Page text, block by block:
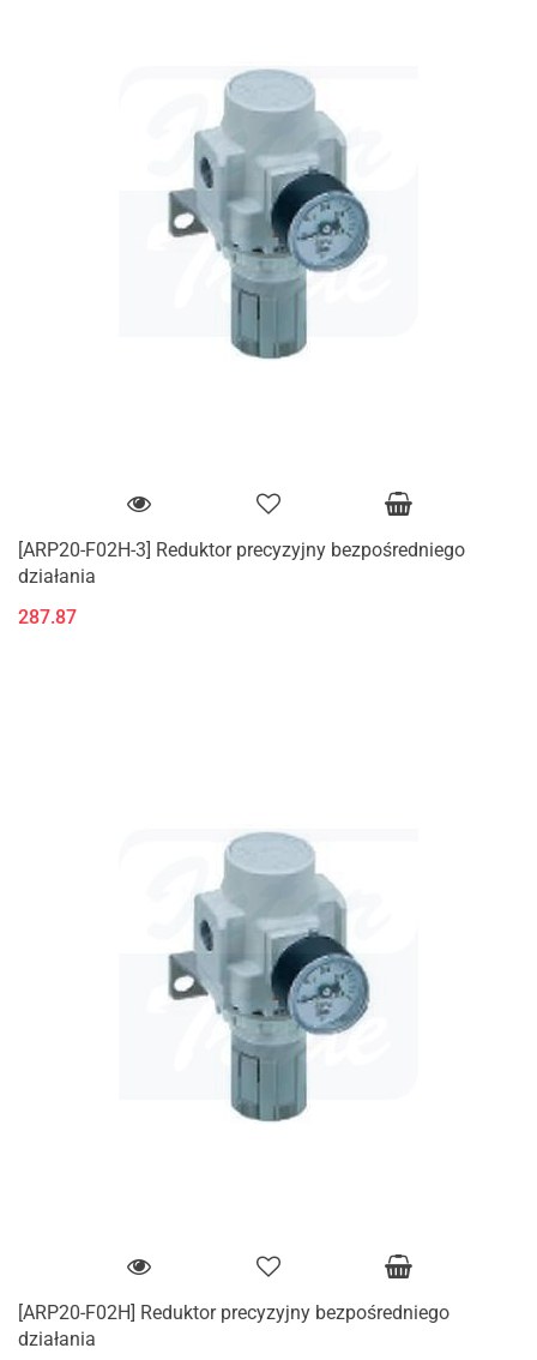
[ARP20-F02H-3] Reduktor precyzyjny bezpośredniego
działania
287.87
[ARP20-F02H] Reduktor precyzyjny bezpośredniego
działania